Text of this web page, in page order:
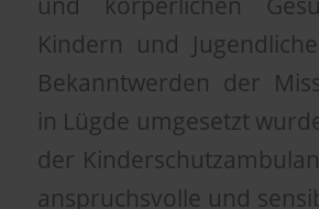
Kindern und
Bekanntwerden der
in Lügde umgesetzt
der
anspruchsvolle und